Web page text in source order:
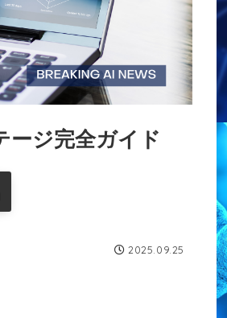
ージ完全ガイド
2025.09.25